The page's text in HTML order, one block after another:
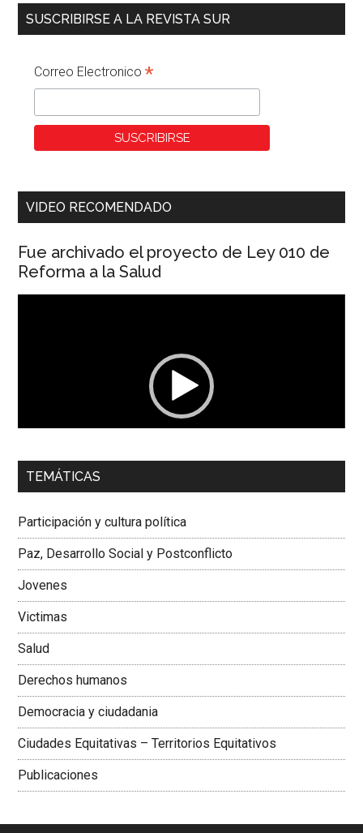
SUSCRIBIRSE A LA REVISTA SUR
Correo Electronico*
VIDEO RECOMENDADO
Fue archivado el proyecto de Ley 010 de
Reforma a la Salud
00:00 01:04
Dra. Carolina Corcho Mejía,Presidenta Corporación
Colombiana
TEMÁTICAS
Participación y cultura política
Paz, Desarrollo Social y Postconflicto
Jovenes
Victimas
Salud
Derechos humanos
Democracia y ciudadania
Ciudades Equitativas – Territorios Equitativos
Publicaciones